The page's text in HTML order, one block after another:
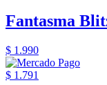
Fantasma
$ 1.990
$ 1.791